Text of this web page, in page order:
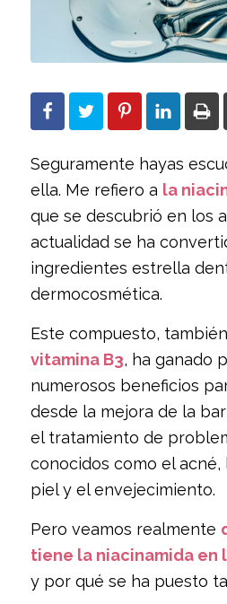
Seguramente hayas
ella. Me refiero a la
que se descubrió en los
actualidad se ha
ingredientes estrella
dermocosmética.
Este compuesto,
vitamina B3, ha ganado
numerosos beneficios
desde la mejora de la
el tratamiento de
conocidos como el acné,
piel y el envejecimiento.
Pero veamos realmente
tiene la niacinamida en
y por qué se ha puesto